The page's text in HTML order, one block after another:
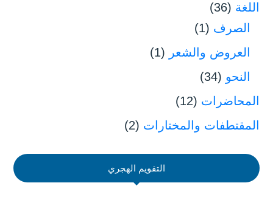
اللغة (36)
الصرف (1)
العروض والشعر (1)
النحو (34)
المحاضرات (12)
المقتطفات والمختارات (2)
التقويم الهجري